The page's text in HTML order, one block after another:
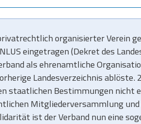
organisierter Verein
eingetragen (Dekret des
als ehrenamtliche
Landesverzeichnis
staatlichen Bestimmungen
Mitgliederversammlung
ist der Verband nun eine